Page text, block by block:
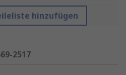
hinzufügen
2517